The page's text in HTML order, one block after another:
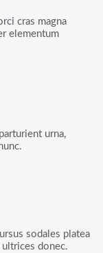
cras magna
elementum
urna,
sodales platea
donec.